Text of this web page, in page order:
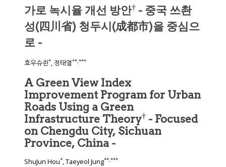
가로 녹시율 개선 방안† - 중국 쓰촨
성(四川省) 청두시(成都市)을 중심으
로 -
호우슈쥔*, 정태열**,***
A Green View Index
Improvement Program for Urban
Roads Using a Green
Infrastructure Theory† - Focused
on Chengdu City, Sichuan
Province, China -
ShuJun Hou*, Taeyeol Jung**,***